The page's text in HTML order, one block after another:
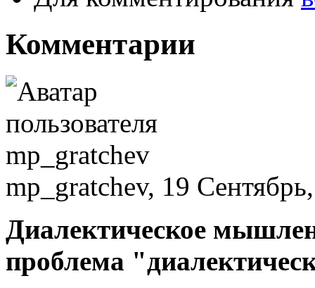
Комментарии
mp_gratchev, 19
Диалектическое
проблема